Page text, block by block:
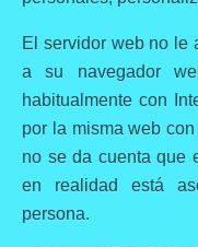
El servidor web no le
a su navegador
habitualmente con
por la misma web
no se da cuenta que
en realidad está
persona.